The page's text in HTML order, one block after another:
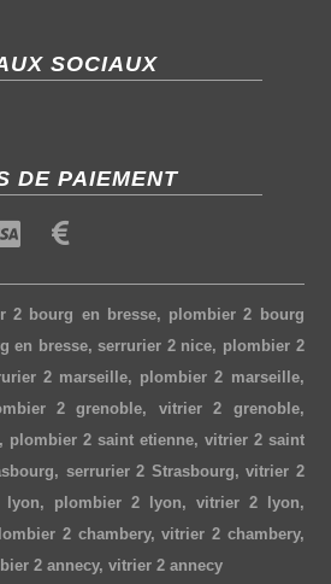
SOCIAUX
DE PAIEMENT
2 bourg en bresse, plombier 2 bourg
en bresse,serrurier 2 nice, plombier 2
2 marseille, plombier 2 marseille,
2 grenoble, vitrier 2 grenoble,
, plombier 2 saint etienne, vitrier 2 saint
, serrurier 2 Strasbourg,vitrier 2
lyon, plombier 2 lyon, vitrier 2 lyon,
2 chambery,vitrier 2 chambery,
2 annecy,vitrier 2 annecy